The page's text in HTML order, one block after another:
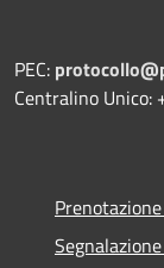
PEC:
Centralino Unico: